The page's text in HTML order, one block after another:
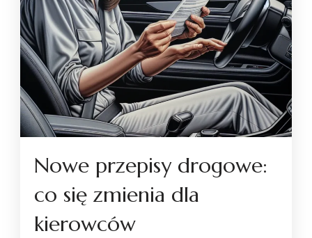
Nowe przepisy drogowe:
co się zmienia dla
kierowców